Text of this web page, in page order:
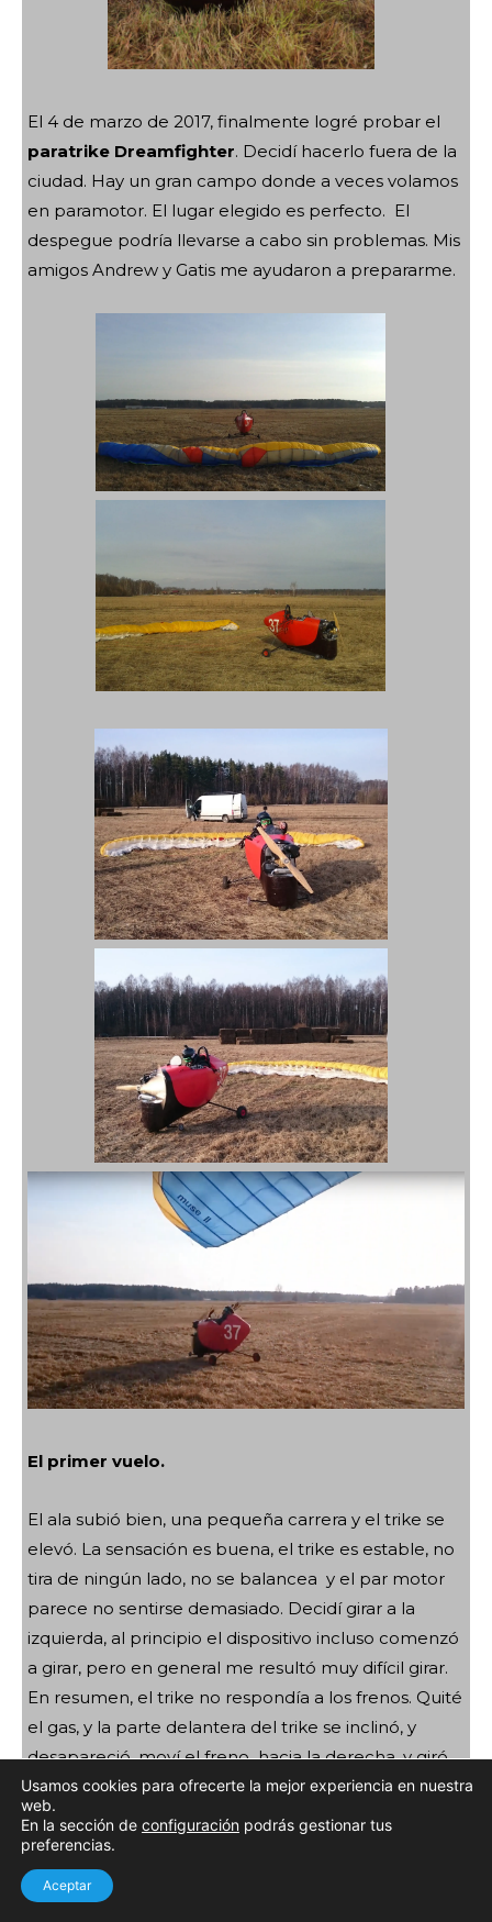
El 4 de marzo de 2017, finalmente logré probar el
paratrike Dreamfighter. Decidí hacerlo fuera de la
ciudad. Hay un gran campo donde a veces volamos
en paramotor. El lugar elegido es perfecto. El
despegue podría llevarse a cabo sin problemas. Mis
amigos Andrew y Gatis me ayudaron a prepararme.
El primer vuelo.
El ala subió bien, una pequeña carrera y el trike se
elevó. La sensación es buena, el trike es estable, no
tira de ningún lado, no se balancea y ​​el par motor
parece no sentirse demasiado. Decidí girar a la
izquierda, al principio el dispositivo incluso comenzó
a girar, pero en general me resultó muy difícil girar.
En resumen, el trike no respondía a los frenos. Quité
el gas, y la parte delantera del trike se inclinó, y
desapareció, moví el freno hacia la derecha, y giró
ligeramente hacia la derecha. Pero me encontraba
cerca del suelo. Tuve que dar gas otra vez. El
parapente nuevamente comenzó a girar hacia la
izquierda y el trike hacia la derecha. La idea de
hacer un círculo y aterrizar en el mismo lugar donde
Usamos cookies para ofrecerte la mejor experiencia en nuestra
web.
En la sección de configuración podrás gestionar tus
preferencias.
Aceptar